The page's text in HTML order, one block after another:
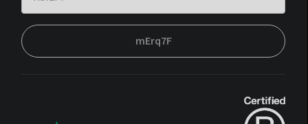
mErq7F